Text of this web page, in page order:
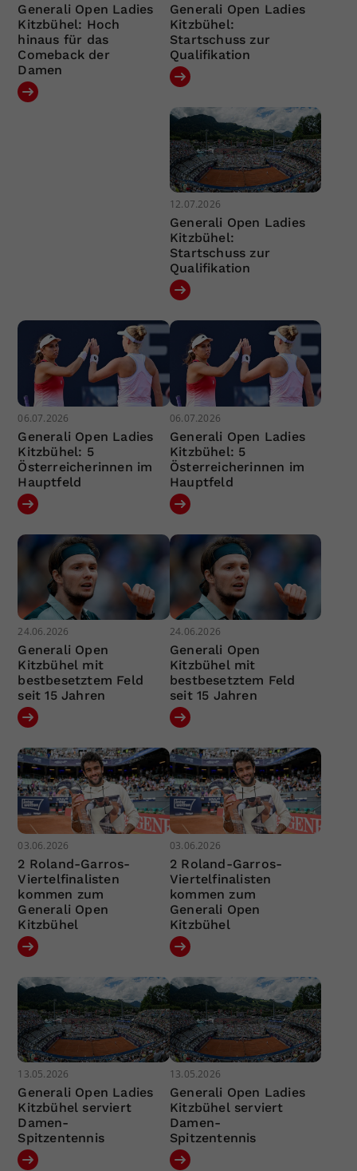
Generali Open Ladies
Kitzbühel: Hoch
hinaus für das
Comeback der
Damen
Generali Open Ladies
Kitzbühel:
Startschuss zur
Qualifikation
12.07.2026
Generali Open Ladies
Kitzbühel:
Startschuss zur
Qualifikation
06.07.2026
Generali Open Ladies
Kitzbühel: 5
Österreicherinnen im
Hauptfeld
06.07.2026
Generali Open Ladies
Kitzbühel: 5
Österreicherinnen im
Hauptfeld
24.06.2026
Generali Open
Kitzbühel mit
bestbesetztem Feld
seit 15 Jahren
24.06.2026
Generali Open
Kitzbühel mit
bestbesetztem Feld
seit 15 Jahren
03.06.2026
2 Roland-Garros-
Viertelfinalisten
kommen zum
Generali Open
Kitzbühel
03.06.2026
2 Roland-Garros-
Viertelfinalisten
kommen zum
Generali Open
Kitzbühel
13.05.2026
Generali Open Ladies
Kitzbühel serviert
Damen-
Spitzentennis
13.05.2026
Generali Open Ladies
Kitzbühel serviert
Damen-
Spitzentennis